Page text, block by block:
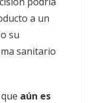
a un
su
sanitario
aún es